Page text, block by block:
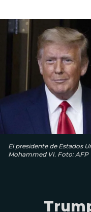
El presidente de Estados
Mohammed VI. Foto: AFP